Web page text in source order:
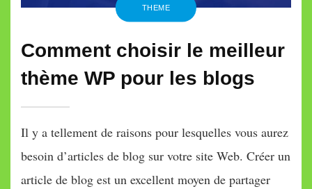
THEME
Comment choisir le meilleur
thème WP pour les blogs
Il y a tellement de raisons pour lesquelles vous aurez
besoin d’articles de blog sur votre site Web. Créer un
article de blog est un excellent moyen de partager